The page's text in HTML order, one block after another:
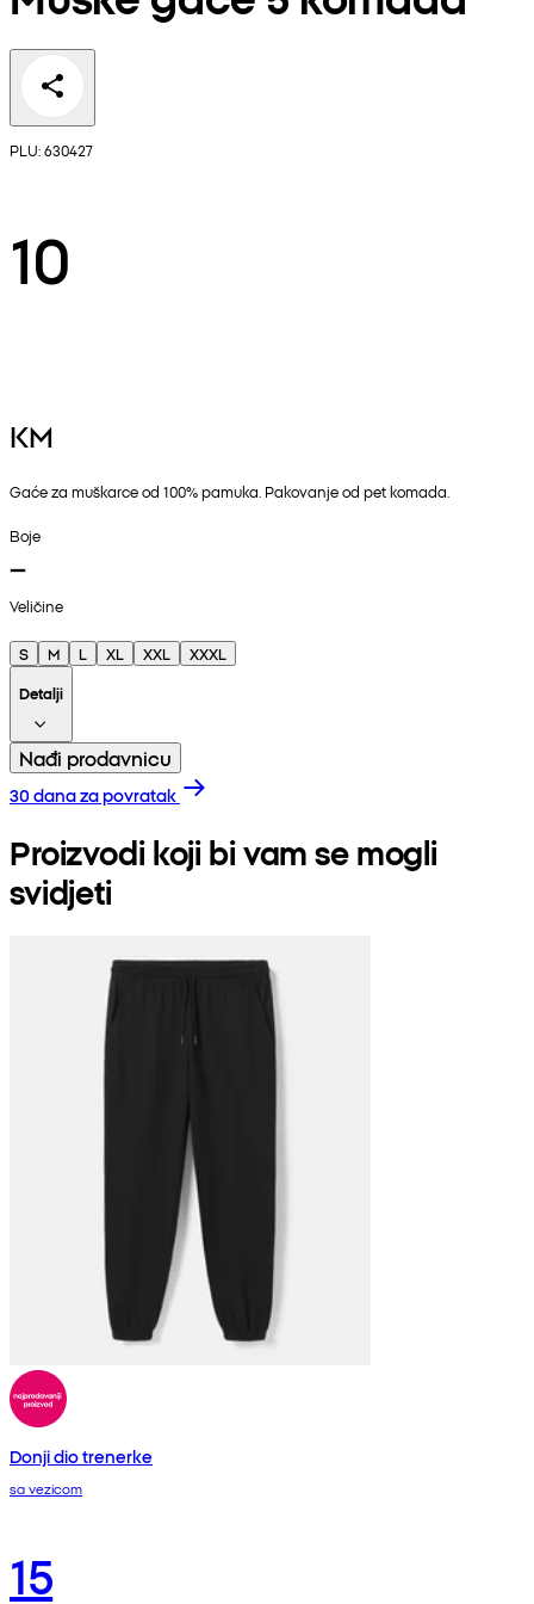
PLU: 630427
10
KM
Gaće za muškarce od 100% pamuka. Pakovanje od pet komada.
Boje
Veličine
S M L XL XXL
XXXL
Detalji
Nađi prodavnicu
30 dana za povratak
Proizvodi koji bi vam se mogli
svidjeti
Donji dio trenerke
sa vezicom
15